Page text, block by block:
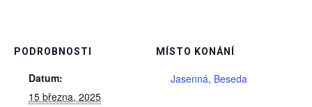
PODROBNOSTI
Datum:
15 března, 2025
MÍSTO KONÁNÍ
Jasenná, Beseda